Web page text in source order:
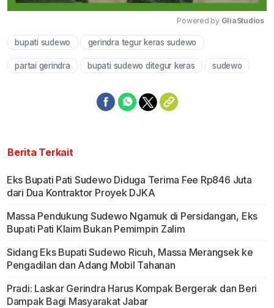
Powered by GliaStudios
bupati sudewo gerindra tegur keras sudewo
partai gerindra bupati sudewo ditegur keras sudewo
Berita Terkait
Eks Bupati Pati Sudewo Diduga Terima Fee Rp846 Juta
dari Dua Kontraktor Proyek DJKA
Massa Pendukung Sudewo Ngamuk di Persidangan, Eks
Bupati Pati Klaim Bukan Pemimpin Zalim
Sidang Eks Bupati Sudewo Ricuh, Massa Merangsek ke
Pengadilan dan Adang Mobil Tahanan
Pradi: Laskar Gerindra Harus Kompak Bergerak dan Beri
Dampak Bagi Masyarakat Jabar